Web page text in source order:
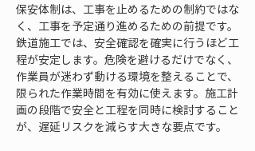
保安体制は、工事を止めるための制約ではな
く、工事を予定通り進めるための前提です。
鉄道施工では、安全確認を確実に行うほど工
程が安定します。危険を避けるだけでなく、
作業員が迷わず動ける環境を整えることで、
限られた作業時間を有効に使えます。施工計
画の段階で安全と工程を同時に検討すること
が、遅延リスクを減らす大きな要点です。